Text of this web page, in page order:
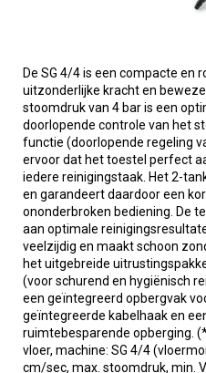
De SG 4/4 is een compacte en
uitzonderlijke kracht en
stoomdruk van 4 bar is een
doorlopende controle van het
functie (doorlopende regeling
ervoor dat het toestel perfect
iedere reinigingstaak. Het 2-
en garandeert daardoor een
ononderbroken bediening. De
aan optimale
veelzijdig en maakt schoon
het uitgebreide
(voor schurend en hygiënisch
een geïntegreerd opbergvak
geïntegreerde kabelhaak en
ruimtebesparende opberging.
vloer, machine: SG 4/4
cm/sec, max. stoomdruk, min.